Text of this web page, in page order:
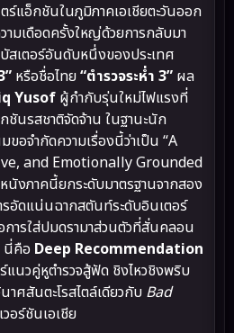
ร์แอ็กชันในภูมิภาคเอเชียตะวันออก
ามเดือดครั้งใหญ่ด้วยการกลับมา
เตอร์อันดับหนึ่งของประเทศ
หรือชื่อไทย“ตำรวจระห่ำ 3” ผล
Yusof ผู้กำกับรุ่นใหม่ไฟแรงที่
ชันรสชาติจัดจ้าน ในฐานะนัก
อจำกัดความเรื่องนี้ว่าเป็น “A
and Emotionally Grounded
งภาคนี้ยกระดับมาตรฐานจากสอง
อัดแน่นฉากสตันท์ระดับอินเตอร์
ารใส่ปมดรามาส่วนตัวที่สั่นคลอน
นี่คือ Deep Recommendation
แนวคู่หูตำรวจสู้ฟัด ชิงไหวชิงพริบ
าศสันตะโรสไตล์เดียวกับ Bad
อร์ชันเอเชีย